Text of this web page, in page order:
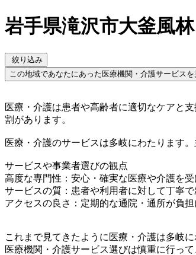
岩手県滝沢市大釜風
絞り込み
この地域であなたにあった医療機関・介護サービス
医療・介護は患者や高齢者に適切なケアと
割があります。
医療・介護のサービスは多岐にわたります
サービスや事業者選びの観点
高度な専門性：安心・確実な医療や介護を
サービスの質：患者や利用者に対して丁寧
アクセスの良さ：定期的な通院・通所が負
これまで見てきたように医療・介護は多岐
医療機関・介護サービス選びは慎重に行っ